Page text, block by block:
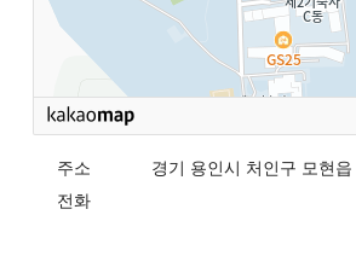
주소
경기 용인시 처인구 모현읍
전화